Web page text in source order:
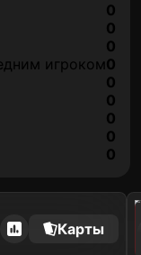
0
0
0
игроком0
0
0
0
0
0
Карты
2024